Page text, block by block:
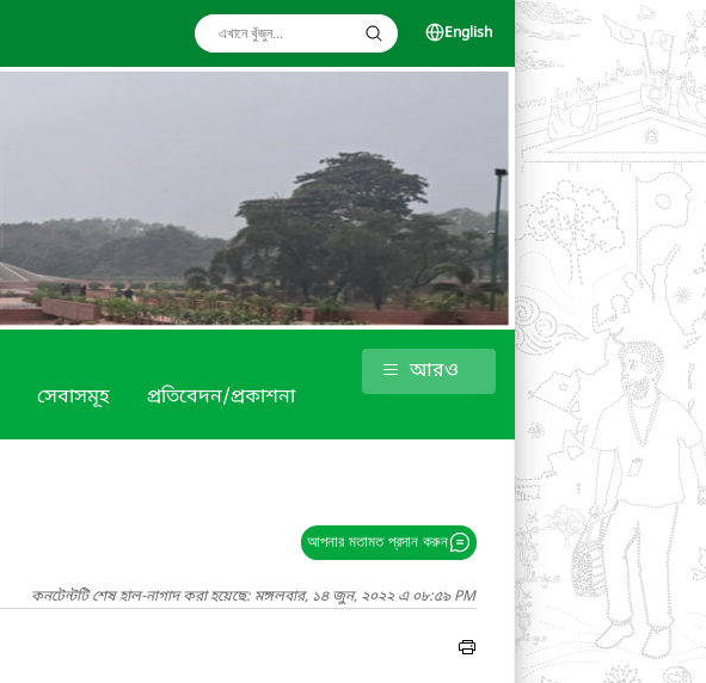
English
সেবাসমূহ প্রতিবেদন/প্রকাশনা
আরও
আপনার মতামত প্রদান করুন
কনটেন্টটি শেষ হাল-নাগাদ করা হয়েছে: মঙ্গলবার, ১৪ জুন, ২০২২ এ ০৮:৫৯ PM